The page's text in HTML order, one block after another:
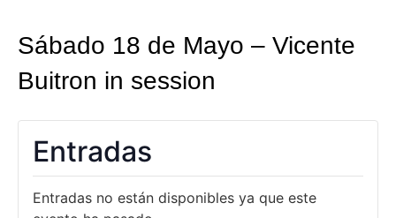
Sábado 18 de Mayo – Vicente
Buitron in session
Entradas
Entradas no están disponibles ya que este